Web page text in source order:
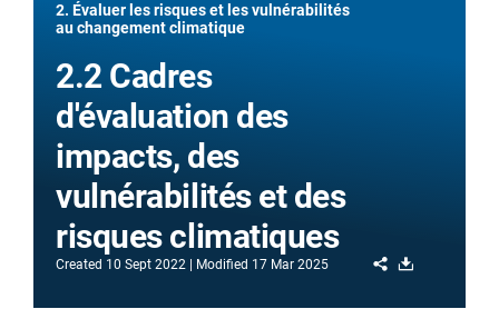
2. Évaluer les risques et les vulnérabilités
au changement climatique
2.2 Cadres
d'évaluation des
impacts, des
vulnérabilités et des
risques climatiques
Created 10 Sept 2022 Modified 17 Mar 2025 Share